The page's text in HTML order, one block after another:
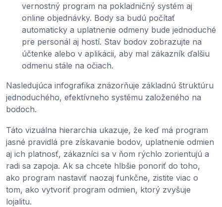
vernostný program na pokladničný systém aj
online objednávky. Body sa budú počítať
automaticky a uplatnenie odmeny bude jednoduché
pre personál aj hostí. Stav bodov zobrazujte na
účtenke alebo v aplikácii, aby mal zákazník ďalšiu
odmenu stále na očiach.
Nasledujúca infografika znázorňuje základnú štruktúru
jednoduchého, efektívneho systému založeného na
bodoch.
Táto vizuálna hierarchia ukazuje, že keď má program
jasné pravidlá pre získavanie bodov, uplatnenie odmien
aj ich platnosť, zákazníci sa v ňom rýchlo zorientujú a
radi sa zapoja. Ak sa chcete hlbšie ponoriť do toho,
ako program nastaviť naozaj funkčne, zistite viac o
tom, ako vytvoriť program odmien, ktorý zvyšuje
lojalitu.